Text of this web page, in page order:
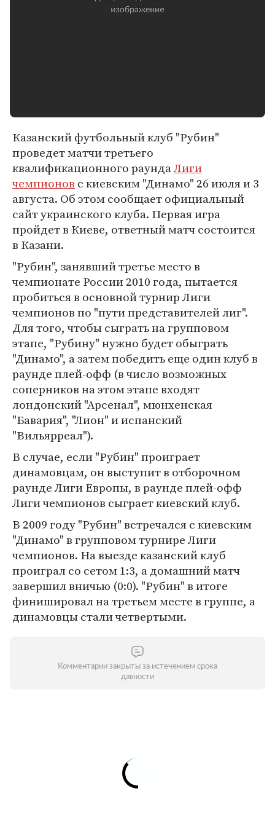
Казанский футбольный клуб "Рубин"
проведет матчи третьего
квалификационного раундаЛиги
чемпионов с киевским "Динамо" 26 июля и 3
августа. Об этом сообщает официальный
сайт украинского клуба. Первая игра
пройдет в Киеве, ответный матч состоится
в Казани.
"Рубин", занявший третье место в
чемпионате России 2010 года, пытается
пробиться в основной турнир Лиги
чемпионов по "пути представителей лиг".
Для того, чтобы сыграть на групповом
этапе, "Рубину" нужно будет обыграть
"Динамо", а затем победить еще один клуб в
раунде плей-офф (в число возможных
соперников на этом этапе входят
лондонский "Арсенал", мюнхенская
"Бавария", "Лион" и испанский
"Вильярреал").
В случае, если "Рубин" проиграет
динамовцам, он выступит в отборочном
раунде Лиги Европы, в раунде плей-офф
Лиги чемпионов сыграет киевский клуб.
В 2009 году "Рубин" встречался с киевским
"Динамо" в групповом турнире Лиги
чемпионов. На выезде казанский клуб
проиграл со сетом 1:3, а домашний матч
завершил вничью (0:0). "Рубин" в итоге
финишировал на третьем месте в группе, а
динамовцы стали четвертыми.
Комментарии закрыты за истечением срока
давности